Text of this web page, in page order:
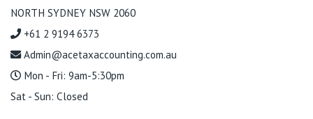
NORTH SYDNEY NSW 2060
+61 2 9194 6373
Admin@acetaxaccounting.com.au
Mon - Fri: 9am-5:30pm
Sat - Sun: Closed